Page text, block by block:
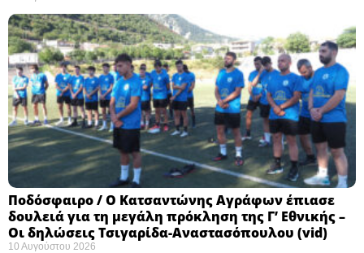
Ποδόσφαιρο / Ο Κατσαντώνης Αγράφων έπιασε
δουλειά για τη μεγάλη πρόκληση της Γ’ Εθνικής –
Οι δηλώσεις Τσιγαρίδα-Αναστασόπουλου (vid)
10 Αυγούστου 2026